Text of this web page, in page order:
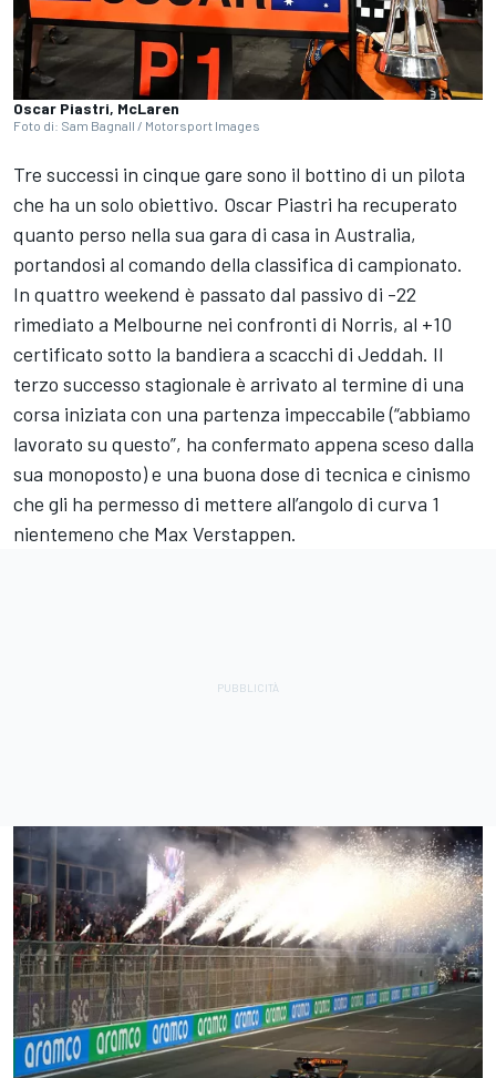
Oscar Piastri, McLaren
Foto di: Sam Bagnall / Motorsport Images
Tre successi in cinque gare sono il bottino di un pilota
che ha un solo obiettivo. Oscar Piastri ha recuperato
quanto perso nella sua gara di casa in Australia,
portandosi al comando della classifica di campionato.
In quattro weekend è passato dal passivo di -22
rimediato a Melbourne nei confronti di Norris, al +10
certificato sotto la bandiera a scacchi di Jeddah. Il
terzo successo stagionale è arrivato al termine di una
corsa iniziata con una partenza impeccabile (“abbiamo
lavorato su questo”, ha confermato appena sceso dalla
sua monoposto) e una buona dose di tecnica e cinismo
che gli ha permesso di mettere all’angolo di curva 1
nientemeno che Max Verstappen.